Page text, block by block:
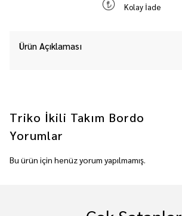
Kolay İade
Ürün Açıklaması
Triko İkili Takım Bordo
Yorumlar
Bu ürün için henüz yorum yapılmamış.